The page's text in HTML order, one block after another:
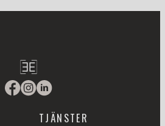
TJÄNSTER